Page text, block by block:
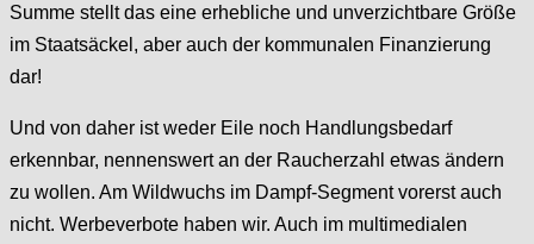
Summe stellt das eine erhebliche und unverzichtbare Größe
im Staatsäckel, aber auch der kommunalen Finanzierung
dar!
Und von daher ist weder Eile noch Handlungsbedarf
erkennbar, nennenswert an der Raucherzahl etwas ändern
zu wollen. Am Wildwuchs im Dampf-Segment vorerst auch
nicht. Werbeverbote haben wir. Auch im multimedialen